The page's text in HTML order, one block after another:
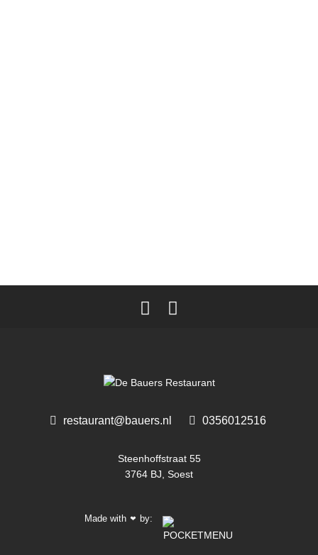
restaurant@bauers.nl 0356012516 ‎
Steenhoffstraat 55
3764 BJ, Soest
Made with ❤ by: